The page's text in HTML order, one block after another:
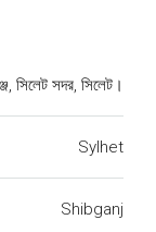
সিলেট সদর, সিলেট।
Sylhet
Shibganj